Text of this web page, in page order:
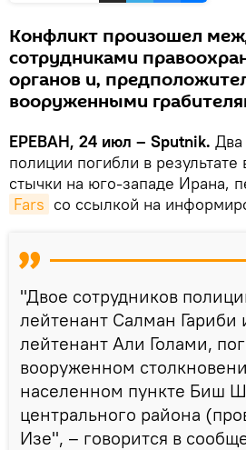
Конфликт произошел
сотрудниками
органов и,
вооруженными
ЕРЕВАН, 24 июл – Sputnik. Два
полиции погибли в
стычки на юго-западе Ирана,
Fars со ссылкой на
"Двое сотрудников
лейтенант Салман Гариби
лейтенант Али Голами,
вооруженном
населенном пункте Биш
центрального района
Изе", – говорится в